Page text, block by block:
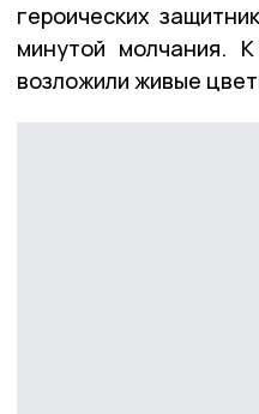
героических
минутой молчания.
возложили живые